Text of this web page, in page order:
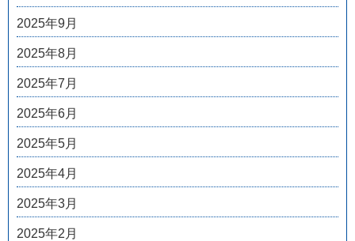
2025年9月
2025年8月
2025年7月
2025年6月
2025年5月
2025年4月
2025年3月
2025年2月